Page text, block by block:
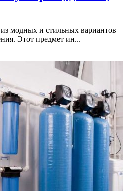
модных и стильных вариантов
Этот предмет ин...